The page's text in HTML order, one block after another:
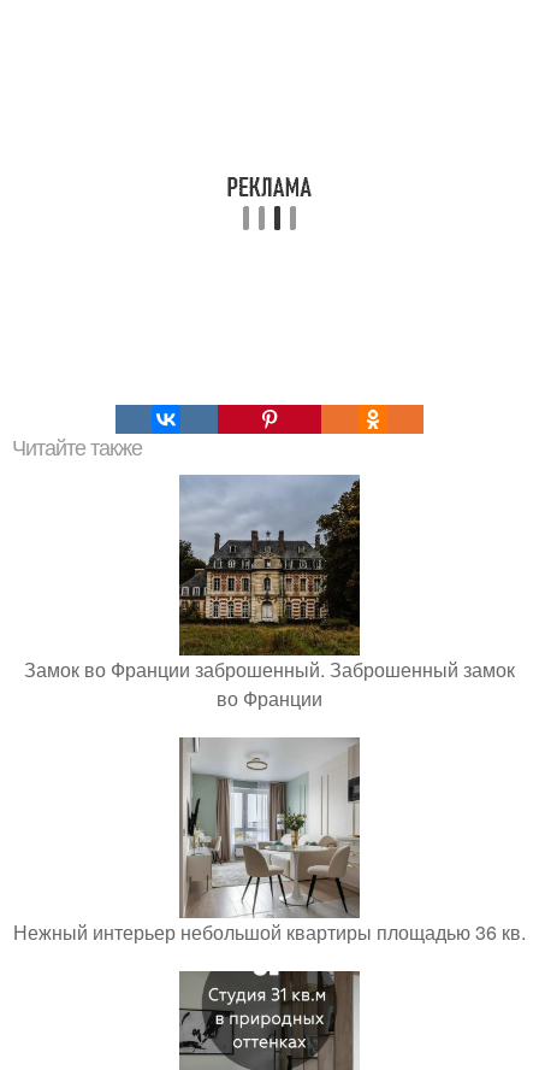
Читайте также
Замок во Франции заброшенный. Заброшенный замок
во Франции
Нежный интерьер небольшой квартиры площадью 36 кв.